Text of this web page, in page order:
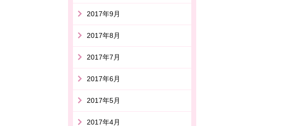
2017年9月
2017年8月
2017年7月
2017年6月
2017年5月
2017年4月